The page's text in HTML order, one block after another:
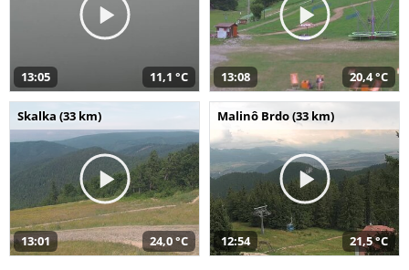
13:05 11,1 °C 13:08 20,4 °C
Skalka (33 km)
13:01 24,0 °C
Malinô Brdo (33 km)
12:54 21,5 °C